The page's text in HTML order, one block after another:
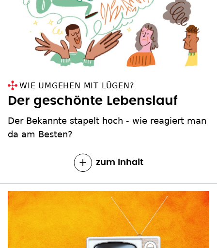
WIE UMGEHEN MIT LÜGEN?
Der geschönte Lebenslauf
Der Bekannte stapelt hoch - wie reagiert man
da am Besten?
zum Inhalt